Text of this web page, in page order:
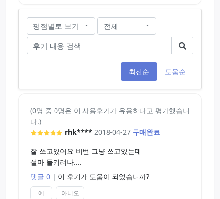
로 나머지 두 줄도 다 맞추면 그게 당신이 설정한 비
밀번호고 풀릴겁니다.
평점별로 보기 전체
최신순 도움순
(0명 중 0명은 이 사용후기가 유용하다고 평가했습니
다.)
rhk**** 2018-04-27 구매완료
잘 쓰고있어요 비번 그냥 쓰고있는데
설마 들키려나....
댓글 0 | 이 후기가 도움이 되었습니까?
예 아니오